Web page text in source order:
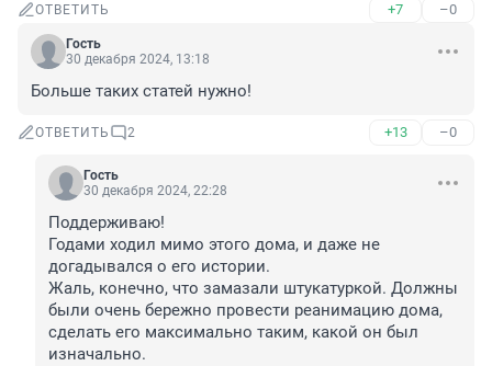
ОТВЕТИТЬ +7 –0
Гость
30 декабря 2024, 13:18
Больше таких статей нужно!
ОТВЕТИТЬ 2 +13 –0
Гость
30 декабря 2024, 22:28
Поддерживаю!
Годами ходил мимо этого дома, и даже не
догадывался о его истории.
Жаль, конечно, что замазали штукатуркой. Должны
были очень бережно провести реанимацию дома,
сделать его максимально таким, какой он был
изначально.